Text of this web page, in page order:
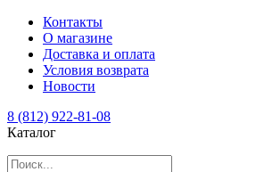
Контакты
О магазине
Доставка и оплата
Условия возврата
Новости
8 (812) 922-81-08
Каталог